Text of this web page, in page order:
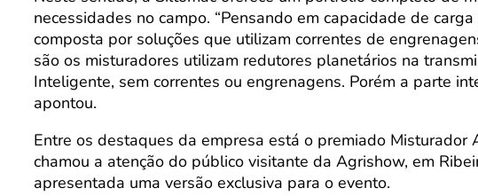
necessidades no campo. “Pensando em capacidade de
composta por soluções que utilizam correntes de
são os misturadores utilizam redutores planetários na
Inteligente, sem correntes ou engrenagens. Porém a parte
apontou.
Entre os destaques da empresa está o premiado Misturador
chamou a atenção do público visitante da Agrishow, em
apresentada uma versão exclusiva para o evento.